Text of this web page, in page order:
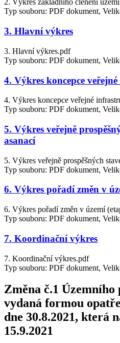
2. Výkres základního členění
Typ souboru: PDF dokument,
3. Hlavní výkres
3. Hlavní výkres.pdf
Typ souboru: PDF dokument,
4. Výkres koncepce
4. Výkres koncepce veřejné
Typ souboru: PDF dokument,
5. Výkres veřejně
asanací
5. Výkres veřejně prospěšných
Typ souboru: PDF dokument,
6. Výkres pořadí změn v
6. Výkres pořadí změn v území
Typ souboru: PDF dokument,
7. Koordinační výkres
7. Koordinační výkres.pdf
Typ souboru: PDF dokument,
Změna č.1
vydaná formou
dne 30.8.2021, která
15.9.2021